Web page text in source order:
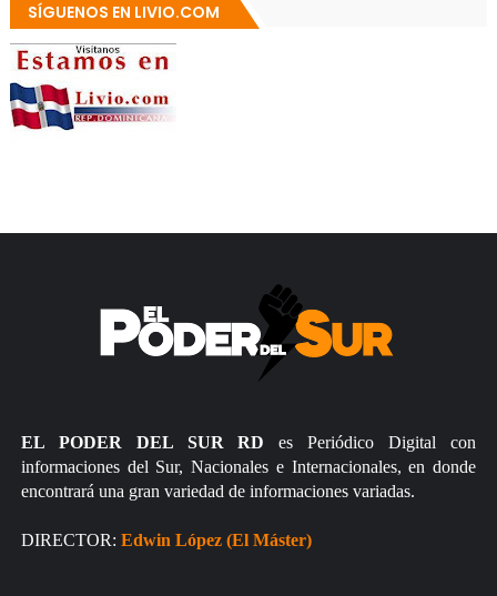
SÍGUENOS EN LIVIO.COM
EL PODER DEL SUR RD es Periódico Digital con
informaciones del Sur, Nacionales e Internacionales, en donde
encontrará una gran variedad de informaciones variadas.
DIRECTOR: Edwin López (El Máster)